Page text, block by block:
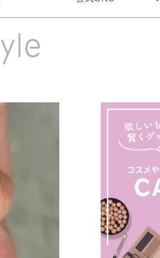
Rakuten Link